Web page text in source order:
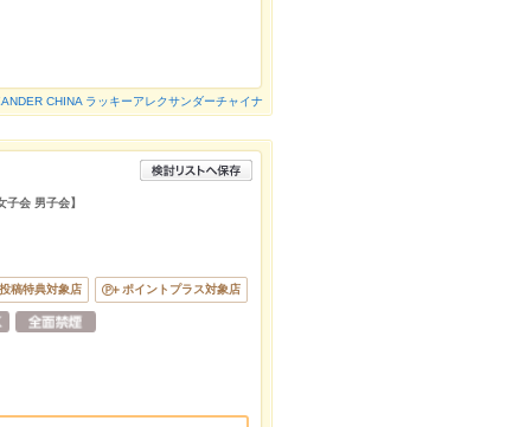
CHINA ラッキーアレクサンダーチャイナ
会 男子会】
稿特典対象店 ポイントプラス対象店